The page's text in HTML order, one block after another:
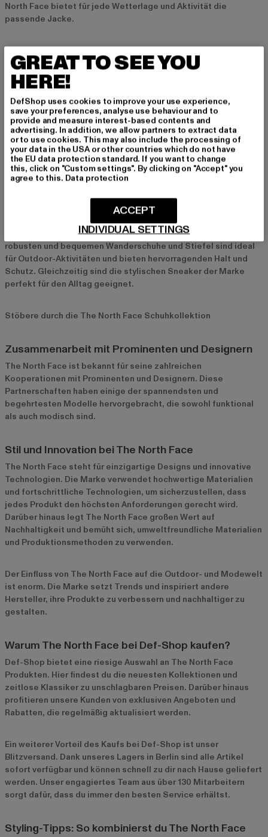
North Face bietet für jede Wetterlage und Aktivität die
passende Jacke.
The North Face Rucksäcke
Die Rucksäcke von The North Face sind ebenso beliebt wie ihre
Bekleidung. Sie überzeugen durch langlebige Materialien,
durchdachte Designs und hohen Tragekomfort. Vom
Tagesrucksack bis zum großen Trekkingrucksack bietet The
North Face alles, was du für dein nächstes Abenteuer brauchst.
Finde deinen The North Face Rucksack
The North Face Schuhe
Auch in Sachen Schuhe hat The North Face viel zu bieten. Die
robusten und bequemen Wanderschuhe und Stiefel sind ideal
für Outdoor-Aktivitäten und bieten hervorragenden Halt und
Schutz. Gleichzeitig sind die stylischen Sneaker der Marke
perfekt für den Alltag geeignet.
Stöbere durch die The North Face Schuhkollektion
Zusammenarbeit mit Prominenten und Designern
The North Face ist bekannt für seine zahlreichen
Kooperationen mit Prominenten und Designern. Diese
Partnerschaften haben einige der spannendsten und
begehrtesten Modelle hervorgebracht, die sowohl funktional
als auch modisch sind.
Stil und Innovation bei The North Face
The North Face steht für einzigartige Designs und innovative
Technologien. Die Marke verwendet hochwertige Materialien
und fortschrittliche Technologien, um sicherzustellen, dass
jedes Produkt den höchsten Anforderungen gerecht wird.
Darüber hinaus legt The North Face großen Wert auf
Nachhaltigkeit und bemüht sich, umweltfreundliche Materialien
und Produktionsmethoden zu verwenden.
Der Einfluss von The North Face auf die Outdoor- und Modewelt
ist enorm. Die Marke setzt Trends und inspiriert andere
Hersteller, ihre Produkte zu verbessern und nachhaltiger zu
gestalten.
Warum The North Face bei Def-Shop kaufen?
Def-Shop bietet eine riesige Auswahl an The North Face
Produkten. Hier findest du die neuesten Kollektionen und
zeitlose Klassiker zu unschlagbaren Preisen. Darüber hinaus
profitieren unsere Kunden von exklusiven Angeboten und
Rabatten, die regelmäßig aktualisiert werden.
Ein weiterer Vorteil des Kaufs bei Def-Shop ist unser
Blitzversand. Dank unseres Lagers in Berlin sind alle Artikel
sofort verfügbar und können schnell zu dir nach Hause geliefert
werden. Unser engagiertes Team aus über 130 Mitarbeitern
sorgt dafür, dass du immer den besten Service erhältst.
Styling-Tipps: So kombinierst du The North Face
GREAT TO SEE YOU
HERE!
DefShop uses cookies to improve your use experience,
save your preferences, analyse use behaviour and to
provide and measure interest-based contents and
advertising. In addition, we allow partners to extract data
or to use cookies. This may also include the processing of
your data in the USA or other countries which do not have
the EU data protection standard. If you want to change
this, click on "Custom settings". By clicking on "Accept" you
agree to this. Data protection
INDIVIDUAL SETTINGS
ACCEPT